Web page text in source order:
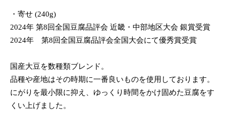
・寄せ (240g)
2024年 第8回全国豆腐品評会 近畿・中部地区大会 銀賞受賞
2024年 第8回全国豆腐品評会全国大会にて優秀賞受賞
国産大豆を数種類ブレンド。
品種や産地はその時期に一番良いものを使用しております。
にがりを最小限に抑え、ゆっくり時間をかけ固めた豆腐をす
くい上げました。